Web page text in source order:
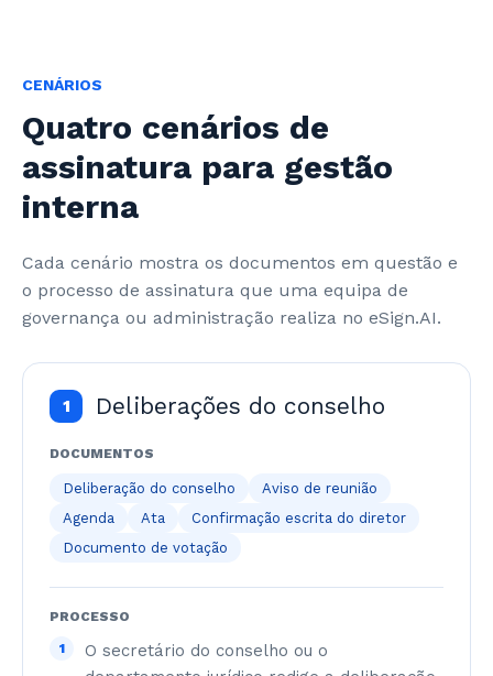
CENÁRIOS
Quatro cenários de
assinatura para gestão
interna
Cada cenário mostra os documentos em questão e
o processo de assinatura que uma equipa de
governança ou administração realiza no eSign.AI.
1 Deliberações do conselho
DOCUMENTOS
Deliberação do conselho
Aviso de reunião
Agenda
Ata
Confirmação escrita do diretor
Documento de votação
PROCESSO
1
O secretário do conselho ou o